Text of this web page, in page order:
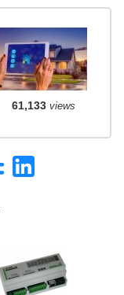
61,133views